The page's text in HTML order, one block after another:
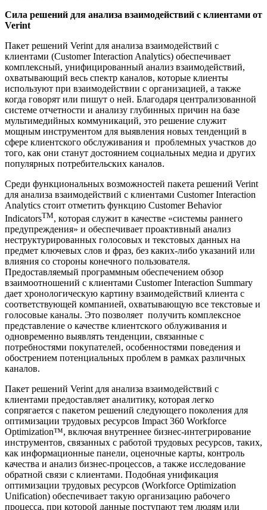
Сила решений для анализа взаимодействий с клиентами от
Verint
Пакет решений Verint для анализа взаимодействий с
клиентами (Customer Interaction Analytics) обеспечивает
комплексный, унифицированный анализ взаимодействий,
охватывающий весь спектр каналов, которые клиенты
используют при взаимодействии с организацией, а также
когда говорят или пишут о ней. Благодаря централизованной
системе отчетности и анализу глубинных причин на базе
мультимедийных коммуникаций, это решение служит
мощным инструментом для выявления новых тенденций в
сфере клиентского обслуживания и проблемных участков до
того, как они станут достоянием социальных медиа и других
популярных потребительских каналов.
Среди функциональных возможностей пакета решений Verint
для анализа взаимодействий с клиентами Customer Interaction
Analytics стоит отметить функцию Customer Behavior
IndicatorsTM, которая служит в качестве «системы раннего
предупреждения» и обеспечивает проактивный анализ
неструктурированных голосовых и текстовых данных на
предмет ключевых слов и фраз, без каких-либо указаний или
влияния со стороны конечного пользователя.
Предоставляемый программным обеспечением обзор
взаимоотношений с клиентами Customer Interaction Summary
дает хронологическую картину взаимодействий клиента с
соответствующей компанией, охватывающую все текстовые и
голосовые каналы. Это позволяет получить комплексное
представление о качестве клиентского облуживания и
одновременно выявлять тенденции, связанные с
потребностями покупателей, особенностями поведения и
обострением потенциальных проблем в рамках различных
каналов.
Пакет решений Verint для анализа взаимодействий с
клиентами предоставляет аналитику, которая легко
сопрягается с пакетом решений следующего поколения для
оптимизации трудовых ресурсов Impact 360 Workforce
Optimization™, включая внутреннее бизнес-интегрирование
инструментов, связанных с работой трудовых ресурсов, таких,
как информационные панели, оценочные карты, контроль
качества и анализ бизнес-процессов, а также исследование
обратной связи с клиентами. Подобная унификация
оптимизации трудовых ресурсов (Workforce Optimization
Unification) обеспечивает такую организацию рабочего
процесса, при которой данные поступают тем людям или